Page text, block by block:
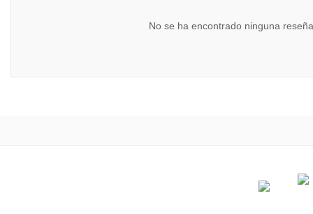
No se ha encontrado ninguna